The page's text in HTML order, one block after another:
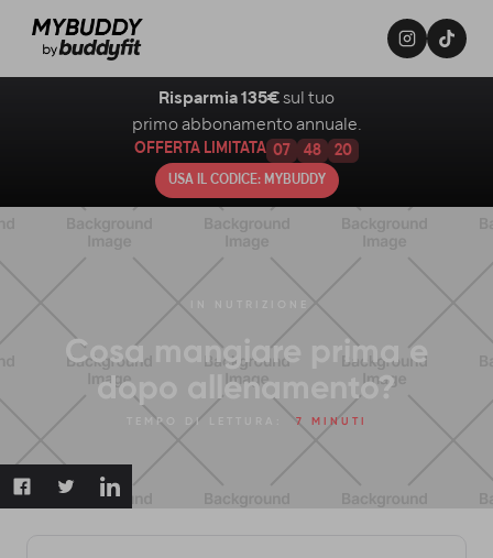
Cosa mangiare prima e
dopo allenamento?
TEMPO DI LETTURA: 7 MINUTI
Risparmia 135€ sul tuo
primo abbonamento annuale.
OFFERTA LIMITATA 07 48 19
USA IL CODICE: MYBUDDY